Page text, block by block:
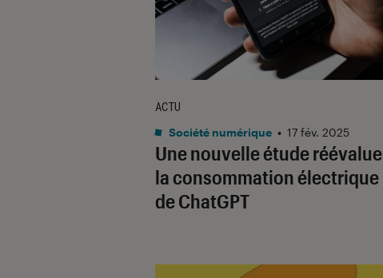
Une nouvelle étude réévalue
la consommation électrique
de ChatGPT
ACTU
Société numérique • 17 fév. 2025